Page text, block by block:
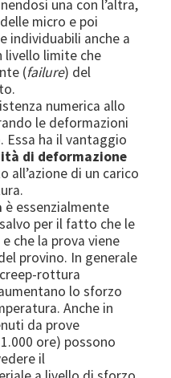
una con l’altra,
micro e poi
individuabili anche a
livello limite che
(failure) del
numerica allo
le deformazioni
Essa ha il vantaggio
di deformazione
all’azione di un carico
è essenzialmente
per il fatto che le
che la prova viene
provino. In generale
rottura
lo sforzo
Anche in
da prove
ore) possono
il